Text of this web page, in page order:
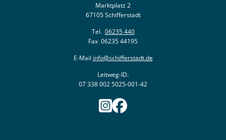
Marktplatz 2
67105 Schifferstadt
Tel. 06235 440
Fax 06235 44195
E-Mail info@schifferstadt.de
Leitweg-ID:
07 338 002 5025-001-42